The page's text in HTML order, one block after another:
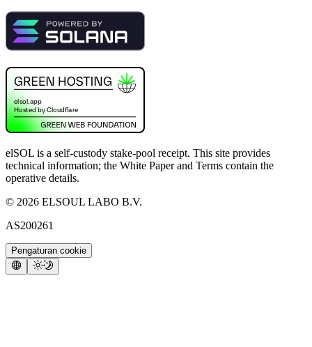
elSOL is a self-custody stake-pool receipt. This site provides
technical information; the White Paper and Terms contain the
operative details.
© 2026 ELSOUL LABO B.V.
AS200261
Pengaturan cookie